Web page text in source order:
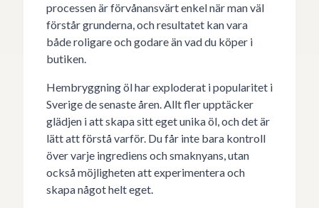
processen är förvånansvärt enkel när man väl
förstår grunderna, och resultatet kan vara
både roligare och godare än vad du köper i
butiken.
Hembryggning öl har exploderat i popularitet i
Sverige de senaste åren. Allt fler upptäcker
glädjen i att skapa sitt eget unika öl, och det är
lätt att förstå varför. Du får inte bara kontroll
över varje ingrediens och smaknyans, utan
också möjligheten att experimentera och
skapa något helt eget.